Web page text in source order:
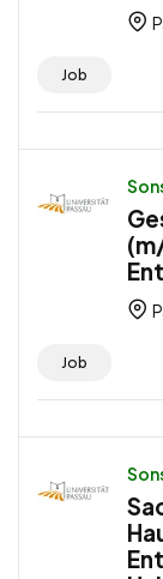
Job
Job